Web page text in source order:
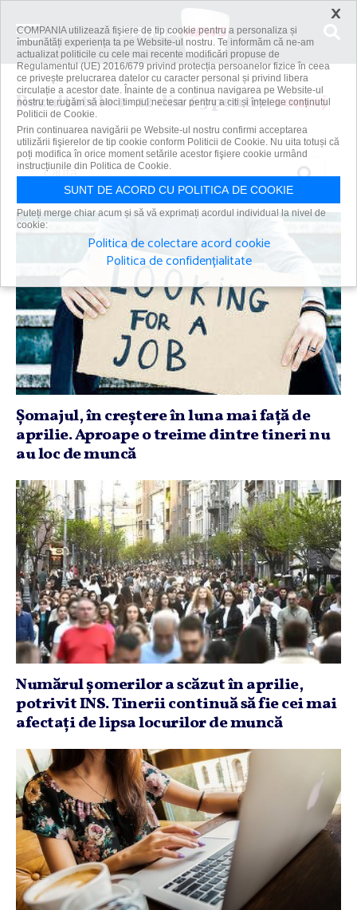
Rezultatele 1 - 12 din 63 pentrusomaj
Caută
Şomajul, în creştere în luna mai faţă de
aprilie. Aproape o treime dintre tineri nu
au loc de muncă
Numărul şomerilor a scăzut în aprilie,
potrivit INS. Tinerii continuă să fie cei mai
afectaţi de lipsa locurilor de muncă
×
COMPANIA utilizează fişiere de tip cookie pentru a personaliza și
îmbunătăți experiența ta pe Website-ul nostru. Te informăm că ne-am
actualizat politicile cu cele mai recente modificări propuse de
Regulamentul (UE) 2016/679 privind protecția persoanelor fizice în ceea
ce privește prelucrarea datelor cu caracter personal și privind libera
circulație a acestor date. Înainte de a continua navigarea pe Website-ul
nostru te rugăm să aloci timpul necesar pentru a citi și înțelege conținutul
Politicii de Cookie.
Prin continuarea navigării pe Website-ul nostru confirmi acceptarea
utilizării fişierelor de tip cookie conform Politicii de Cookie. Nu uita totuși că
poți modifica în orice moment setările acestor fişiere cookie urmând
instrucțiunile din Politica de Cookie.
SUNT DE ACORD CU POLITICA DE COOKIE
Puteți merge chiar acum și să vă exprimați acordul individual la nivel de
cookie:
Politica de colectare acord cookie
Politica de confidențialitate